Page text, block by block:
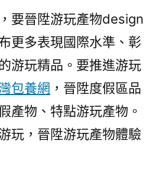
要晉陞游玩產物design
更多表現國際水準、彰
游玩精品。要推進游玩
包養網 ，晉陞度假區品
產物、特點游玩產物。
玩，晉陞游玩產物體驗